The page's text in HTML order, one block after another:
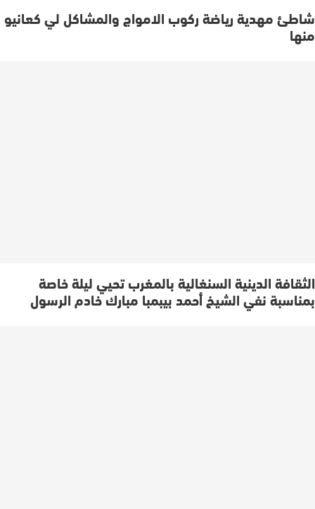
شاطئ مهدية رياضة ركوب الامواج والمشاكل لي كعانيو
منها
الثقافة الدينية السنغالية بالمغرب تحيي ليلة خاصة
بمناسبة نفي الشيخ أحمد بيبمبا مبارك خادم الرسول